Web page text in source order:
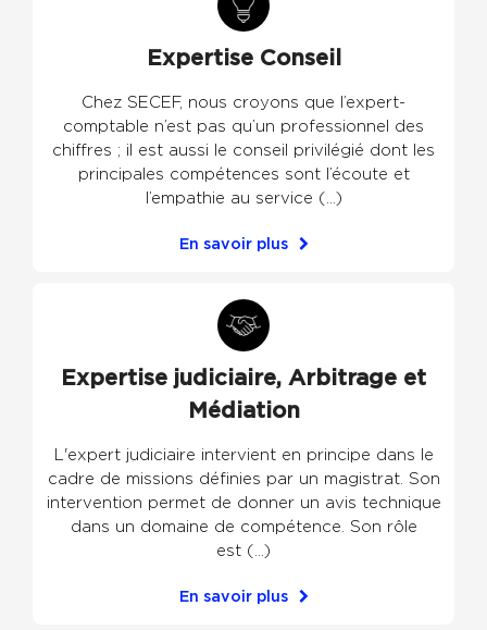
Expertise Conseil
Chez SECEF, nous croyons que l’expert-
comptable n’est pas qu’un professionnel des
chiffres ; il est aussi le conseil privilégié dont les
principales compétences sont l’écoute et
l’empathie au service (...)
En savoir plus
Expertise judiciaire, Arbitrage et
Médiation
L'expert judiciaire intervient en principe dans le
cadre de missions définies par un magistrat. Son
intervention permet de donner un avis technique
dans un domaine de compétence. Son rôle
est (...)
En savoir plus